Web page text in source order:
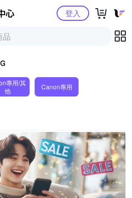
Yahoo購物中心登入
專用/其
他
Canon專用